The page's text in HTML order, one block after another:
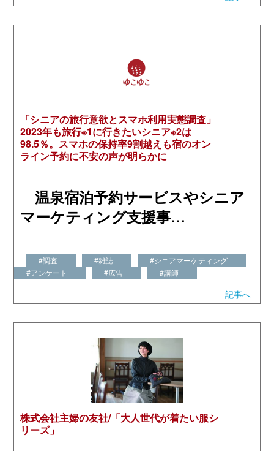
「シニアの旅行意欲とスマホ利用実態調査」
2023年も旅行※1に行きたいシニア※2は
98.5％。スマホの保持率9割越えも宿のオン
ライン予約に不安の声が明らかに
温泉宿泊予約サービスやシニア
マーケティング支援事…
#調査 #雑誌
#シニアマーケティング
#アンケート
#広告 #講師
記事へ
株式会社主婦の友社/「大人世代が着たい服シ
リーズ」